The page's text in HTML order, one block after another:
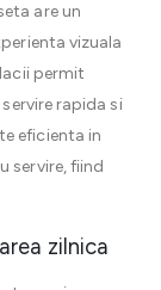
are un
vizuala
permit
rapida si
eficienta in
servire, fiind
zilnica